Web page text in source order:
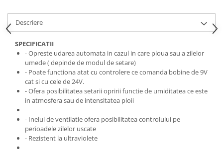
Descriere
SPECIFICATII
- Opreste udarea automata in cazul in care ploua sau a zilelor
umede ( depinde de modul de setare)
- Poate functiona atat cu controlere ce comanda bobine de 9V
cat si cu cele de 24V.
- Ofera posibilitatea setarii opririi functie de umiditatea ce este
in atmosfera sau de intensitatea ploii
- Inelul de ventilatie ofera posibilitatea controlului pe
perioadele zilelor uscate
- Rezistent la ultraviolete